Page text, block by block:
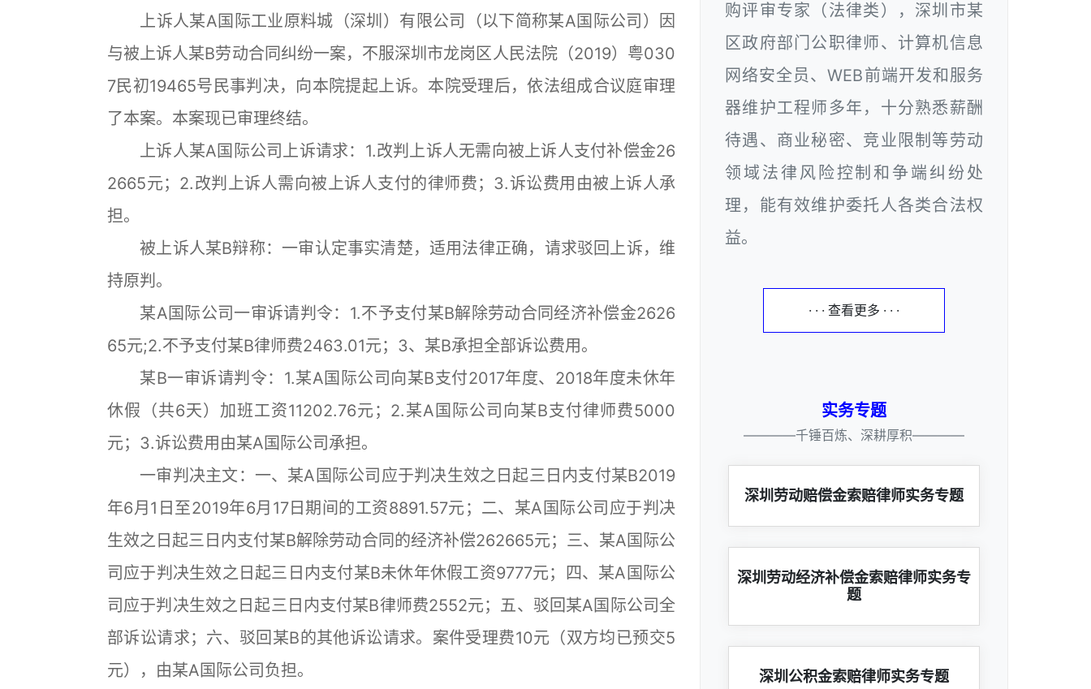
上诉人某A国际工业原料城（深圳）有限公司（以下简称某A国际公司）因
与被上诉人某B劳动合同纠纷一案，不服深圳市龙岗区人民法院（2019）粤030
7民初19465号民事判决，向本院提起上诉。本院受理后，依法组成合议庭审理
了本案。本案现已审理终结。
上诉人某A国际公司上诉请求：1.改判上诉人无需向被上诉人支付补偿金26
2665元；2.改判上诉人需向被上诉人支付的律师费；3.诉讼费用由被上诉人承
担。
被上诉人某B辩称：一审认定事实清楚，适用法律正确，请求驳回上诉，维
持原判。
某A国际公司一审诉请判令：1.不予支付某B解除劳动合同经济补偿金2626
65元;2.不予支付某B律师费2463.01元；3、某B承担全部诉讼费用。
某B一审诉请判令：1.某A国际公司向某B支付2017年度、2018年度未休年
休假（共6天）加班工资11202.76元；2.某A国际公司向某B支付律师费5000
元；3.诉讼费用由某A国际公司承担。
一审判决主文：一、某A国际公司应于判决生效之日起三日内支付某B2019
年6月1日至2019年6月17日期间的工资8891.57元；二、某A国际公司应于判决
生效之日起三日内支付某B解除劳动合同的经济补偿262665元；三、某A国际公
司应于判决生效之日起三日内支付某B未休年休假工资9777元；四、某A国际公
司应于判决生效之日起三日内支付某B律师费2552元；五、驳回某A国际公司全
部诉讼请求；六、驳回某B的其他诉讼请求。案件受理费10元（双方均已预交5
元），由某A国际公司负担。
购评审专家（法律类），深圳市某
区政府部门公职律师、计算机信息
网络安全员、WEB前端开发和服务
器维护工程师多年，十分熟悉薪酬
待遇、商业秘密、竞业限制等劳动
领域法律风险控制和争端纠纷处
理，能有效维护委托人各类合法权
益。
· · · 查看更多 · · ·
实务专题
————千锤百炼、深耕厚积————
深圳劳动赔偿金索赔律师实务专题
深圳劳动经济补偿金索赔律师实务专
题
深圳公积金索赔律师实务专题